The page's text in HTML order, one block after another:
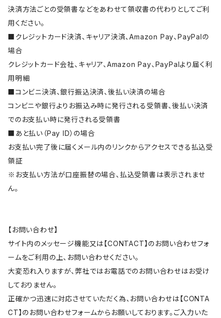
決済方法ごとの受領書などをあわせて領収書の代わりとしてご利
用ください。
■クレジットカード決済、キャリア決済、Amazon Pay、PayPalの
場合
クレジットカード会社、キャリア、Amazon Pay、PayPalより届く利
用明細
■コンビニ決済、銀行振込決済、後払い決済の場合
コンビニや銀行よりお振込み時に発行される受領書、後払い決済
でのお支払い時に発行される受領書
■あと払い（Pay ID）の場合
お支払い完了後に届くメール内のリンクからアクセスできる払込受
領証
※お支払い方法が口座振替の場合、払込受領書は表示されませ
ん。
【お問い合わせ】
サイト内のメッセージ機能又は【CONTACT】のお問い合わせフォ
ームをご利用の上、お問い合わせください。
大変恐れ入りますが、弊社ではお電話でのお問い合わせはお受け
しておりません。
正確かつ迅速に対応させていただく為、お問い合わせは【CONTA
CT】のお問い合わせフォームからお願いしております。ご入力いた